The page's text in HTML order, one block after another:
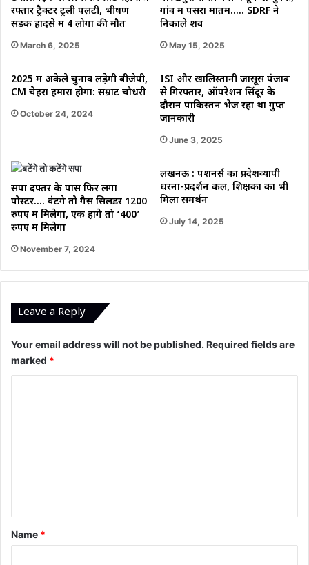
रफ्तार ट्रैक्टर ट्रली पलटी, भीषण
सड़क हादसे में 4 लोगों की मौत
March 6, 2025
गांव में पसरा मातम….. SDRF ने
निकाले शव
May 15, 2025
2025 में अकेले चुनाव लड़ेगी बीजेपी,
CM चेहरा हमारा होगा: सम्राट चौधरी
October 24, 2024
ISI और खालिस्तानी जासूस पंजाब
से गिरफ्तार, ऑपरेशन सिंदूर के
दौरान पाकिस्तन भेज रहा था गुप्त
जानकारी
June 3, 2025
सपा दफ्तर के पास फिर लगा
पोस्टर…. बंटेंगे तो गैस सिलेंडर 1200
रुपए में मिलेगा, एक होंगे तो ‘400’
रुपए में मिलेगा
November 7, 2024
लखनऊ : पेंशनर्स का प्रदेशव्यापी
धरना-प्रदर्शन कल, शिक्षकों का भी
मिला समर्थन
July 14, 2025
Leave a Reply
Your email address will not be published. Required fields are
marked *
*
Name *